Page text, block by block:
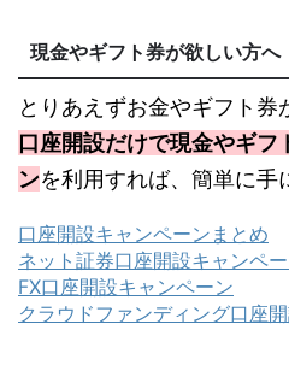
現金やギフト券が欲しい方へ
とりあえずお金やギフト券
口座開設だけで現金やギ
ンを利用すれば、簡単に手
口座開設キャンペーンまとめ
ネット証券口座開設キャンペ
FX口座開設キャンペーン
クラウドファンディング口座